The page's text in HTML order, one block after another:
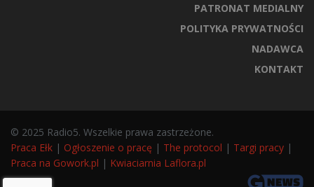
PATRONAT MEDIALNY
POLITYKA PRYWATNOŚCI
NADAWCA
KONTAKT
© 2025 Radio5. Wszelkie prawa zastrzeżone.
Praca Ełk | Ogłoszenie o pracę | The protocol | Targi pracy |
Praca na Gowork.pl | Kwiaciarnia Laflora.pl